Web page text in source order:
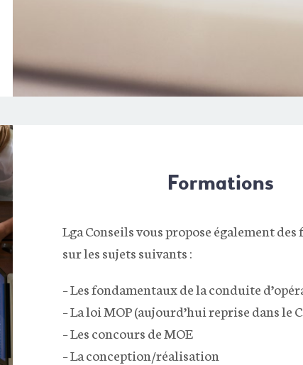
Formations
Lga Conseils vous propose également
sur les sujets suivants :
– Les fondamentaux de la conduite
– La loi MOP (aujourd’hui reprise dans le
– Les concours de MOE
– La conception/réalisation